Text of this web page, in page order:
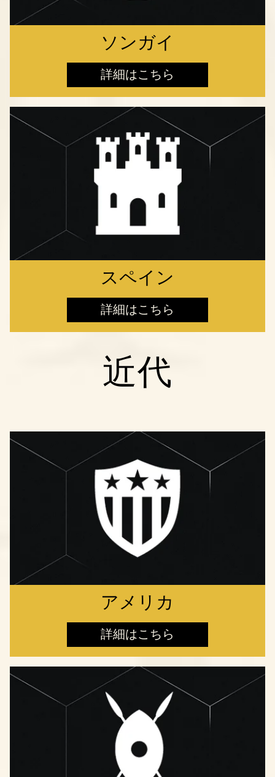
ソンガイ
詳細はこちら
スペイン
詳細はこちら
近代
アメリカ
詳細はこちら